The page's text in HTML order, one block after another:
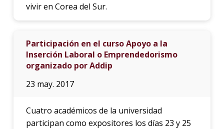
vivir en Corea del Sur.
Participación en el curso Apoyo a la
Inserción Laboral o Emprendedorismo
organizado por Addip
23 may. 2017
Cuatro académicos de la universidad
participan como expositores los días 23 y 25